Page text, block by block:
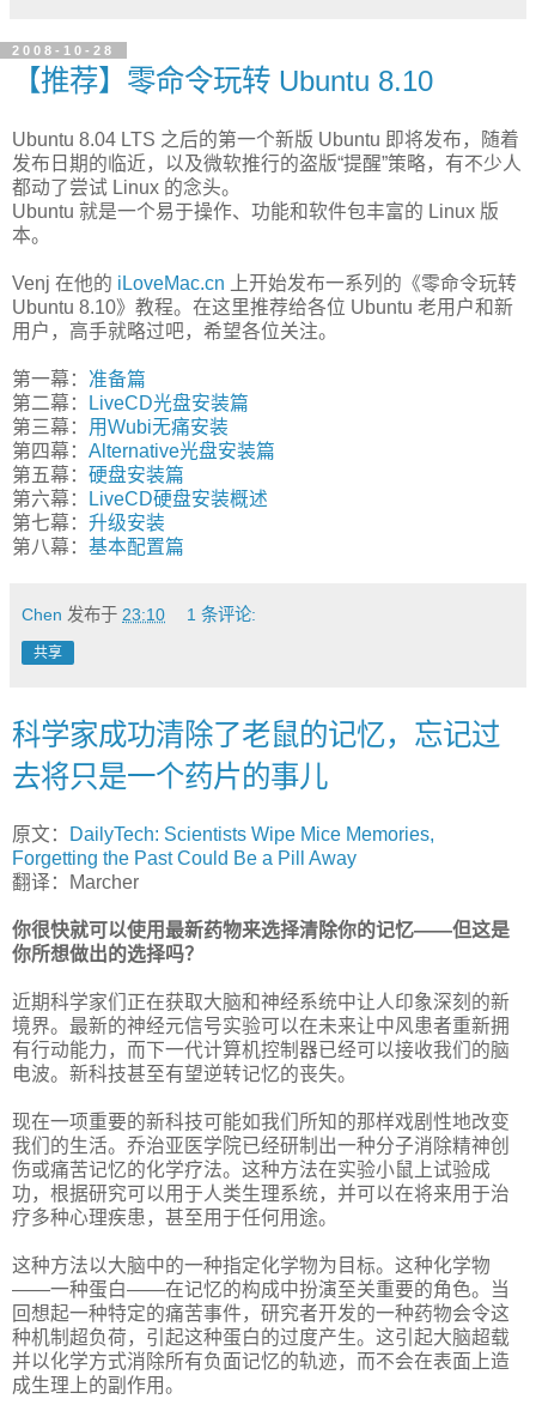
2008-10-28
【推荐】零命令玩转 Ubuntu 8.10
Ubuntu 8.04 LTS 之后的第一个新版 Ubuntu 即将发布，随着
发布日期的临近，以及微软推行的盗版“提醒”策略，有不少人
都动了尝试 Linux 的念头。
Ubuntu 就是一个易于操作、功能和软件包丰富的 Linux 版
本。
Venj 在他的 iLoveMac.cn 上开始发布一系列的《零命令玩转
Ubuntu 8.10》教程。在这里推荐给各位 Ubuntu 老用户和新
用户，高手就略过吧，希望各位关注。
第一幕： 准备篇
第二幕：
LiveCD光盘安装篇
第三幕： 用Wubi无痛安装
第四幕： Alternative光盘安装篇
第五幕： 硬盘安装篇
第六幕：
LiveCD硬盘安装概述
第七幕： 升级安装
第八幕： 基本配置篇
Chen 发布于 23:10 1 条评论:
共享
科学家成功清除了老鼠的记忆，忘记过
去将只是一个药片的事儿
原文：
DailyTech: Scientists Wipe Mice Memories,
Forgetting the Past Could Be a Pill Away
翻译：Marcher
你很快就可以使用最新药物来选择清除你的记忆——但这是
你所想做出的选择吗？
近期科学家们正在获取大脑和神经系统中让人印象深刻的新
境界。最新的神经元信号实验可以在未来让中风患者重新拥
有行动能力，而下一代计算机控制器已经可以接收我们的脑
电波。新科技甚至有望逆转记忆的丧失。
现在一项重要的新科技可能如我们所知的那样戏剧性地改变
我们的生活。乔治亚医学院已经研制出一种分子消除精神创
伤或痛苦记忆的化学疗法。这种方法在实验小鼠上试验成
功，根据研究可以用于人类生理系统，并可以在将来用于治
疗多种心理疾患，甚至用于任何用途。
这种方法以大脑中的一种指定化学物为目标。这种化学物
——一种蛋白——在记忆的构成中扮演至关重要的角色。当
回想起一种特定的痛苦事件，研究者开发的一种药物会令这
种机制超负荷，引起这种蛋白的过度产生。这引起大脑超载
并以化学方式消除所有负面记忆的轨迹，而不会在表面上造
成生理上的副作用。